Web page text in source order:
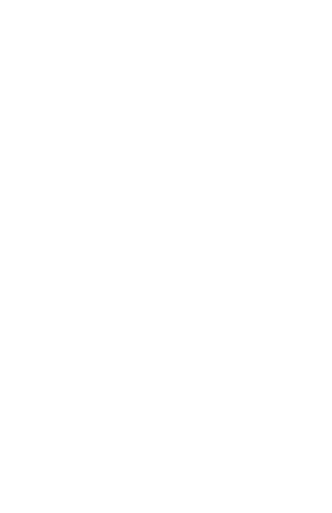
副本闯关、跨服比武、城池攻防等多种对局环
利完成合成，避免中途资源断层，浪费大量的
抗的生存空间，所有互动规则围绕资源争夺、